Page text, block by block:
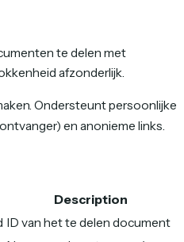
te delen met
afzonderlijk.
Ondersteunt persoonlijke
en anonieme links.
Description
ID van het te delen document